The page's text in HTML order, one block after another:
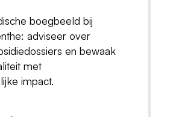
boegbeeld bij
adviseer over
en bewaak
met
impact.